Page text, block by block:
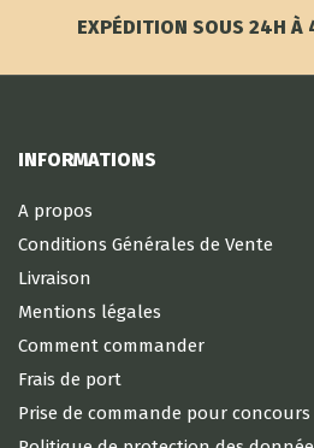
EXPÉDITION SOUS 24H À
INFORMATIONS
A propos
Conditions Générales de Vente
Livraison
Mentions légales
Comment commander
Frais de port
Prise de commande pour concours